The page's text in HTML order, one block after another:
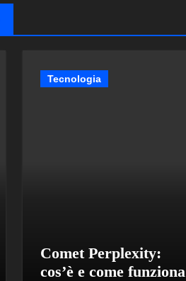
Tecnologia
Comet Perplexity:
cos’è e come funziona